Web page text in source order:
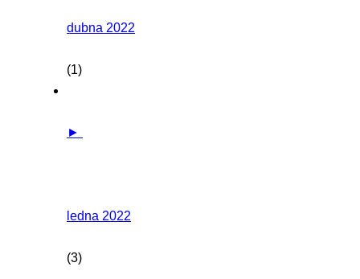
dubna 2022
(1)
►
ledna 2022
(3)